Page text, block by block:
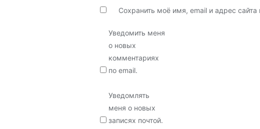
Сохранить моё имя, email и адрес
Уведомить меня
о новых
комментариях
по email.
Уведомлять
меня о новых
записях почтой.